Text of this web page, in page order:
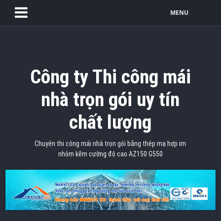
MENU
Công ty Thi công mái
nhà trọn gói uy tín
chất lượng
Chuyên thi công mái nhà trọn gói bằng thép mạ hợp im
nhôm kẽm cường độ cao AZ150 G550